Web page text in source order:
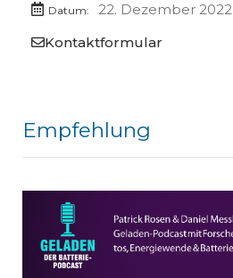
Datum:
22. Dezember 2022
Kontaktformular
Empfehlung